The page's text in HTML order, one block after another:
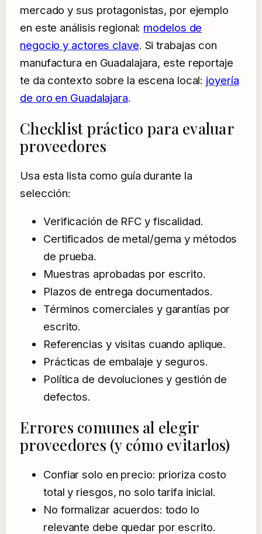
mercado y sus protagonistas, por ejemplo
en este análisis regional: modelos de
negocio y actores clave. Si trabajas con
manufactura en Guadalajara, este reportaje
te da contexto sobre la escena local: joyería
de oro en Guadalajara.
Checklist práctico para evaluar
proveedores
Usa esta lista como guía durante la
selección:
Verificación de RFC y fiscalidad.
Certificados de metal/gema y métodos
de prueba.
Muestras aprobadas por escrito.
Plazos de entrega documentados.
Términos comerciales y garantías por
escrito.
Referencias y visitas cuando aplique.
Prácticas de embalaje y seguros.
Política de devoluciones y gestión de
defectos.
Errores comunes al elegir
proveedores (y cómo evitarlos)
Confiar solo en precio: prioriza costo
total y riesgos, no solo tarifa inicial.
No formalizar acuerdos: todo lo
relevante debe quedar por escrito.